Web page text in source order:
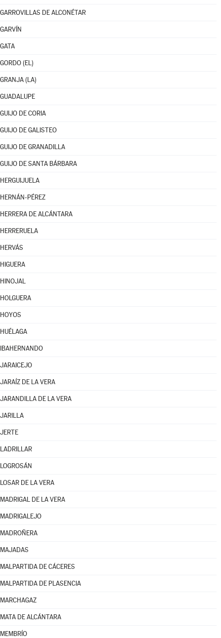
GARROVILLAS DE ALCONÉTAR
GARVÍN
GATA
GORDO (EL)
GRANJA (LA)
GUADALUPE
GUIJO DE CORIA
GUIJO DE GALISTEO
GUIJO DE GRANADILLA
GUIJO DE SANTA BÁRBARA
HERGUIJUELA
HERNÁN-PÉREZ
HERRERA DE ALCÁNTARA
HERRERUELA
HERVÁS
HIGUERA
HINOJAL
HOLGUERA
HOYOS
HUÉLAGA
IBAHERNANDO
JARAICEJO
JARAÍZ DE LA VERA
JARANDILLA DE LA VERA
JARILLA
JERTE
LADRILLAR
LOGROSÁN
LOSAR DE LA VERA
MADRIGAL DE LA VERA
MADRIGALEJO
MADROÑERA
MAJADAS
MALPARTIDA DE CÁCERES
MALPARTIDA DE PLASENCIA
MARCHAGAZ
MATA DE ALCÁNTARA
MEMBRÍO